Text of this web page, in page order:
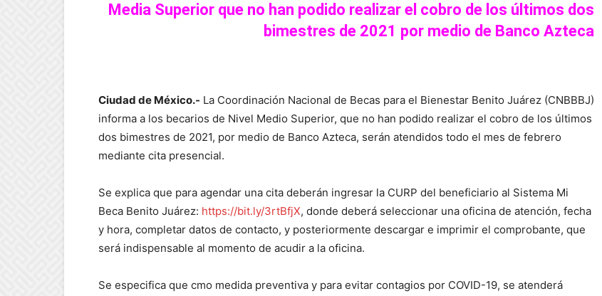
Media Superior que no han podido realizar el cobro de los últimos dos
bimestres de 2021 por medio de Banco Azteca
Ciudad de México.- La Coordinación Nacional de Becas para el Bienestar Benito Juárez (CNBBBJ)
informa a los becarios de Nivel Medio Superior, que no han podido realizar el cobro de los últimos
dos bimestres de 2021, por medio de Banco Azteca, serán atendidos todo el mes de febrero
mediante cita presencial.
Se explica que para agendar una cita deberán ingresar la CURP del beneficiario al Sistema Mi
Beca Benito Juárez: https://bit.ly/3rtBfjX, donde deberá seleccionar una oficina de atención, fecha
y hora, completar datos de contacto, y posteriormente descargar e imprimir el comprobante, que
será indispensable al momento de acudir a la oficina.
Se especifica que cmo medida preventiva y para evitar contagios por COVID-19, se atenderá